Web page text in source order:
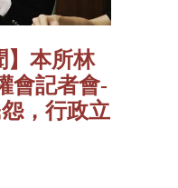
】本所林
會記者會-
，行政立